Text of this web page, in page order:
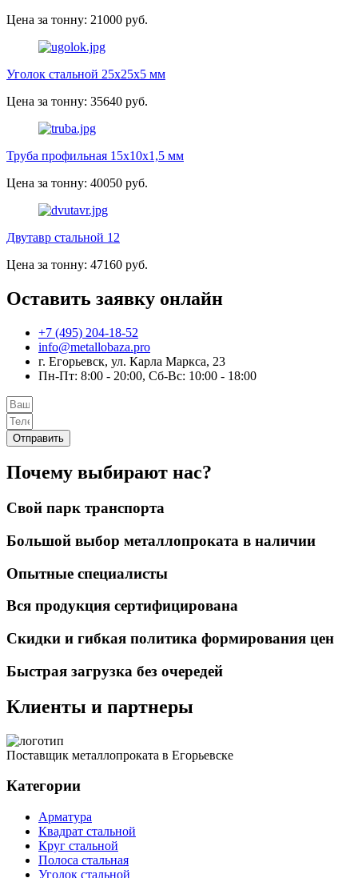
Цена за тонну: 21000 руб.
Уголок стальной 25х25х5 мм
Цена за тонну: 35640 руб.
Труба профильная 15х10х1,5 мм
Цена за тонну: 40050 руб.
Двутавр стальной 12
Цена за тонну: 47160 руб.
Оставить заявку онлайн
+7 (495) 204-18-52
info@metallobaza.pro
г. Егорьевск, ул. Карла Маркса, 23
Пн-Пт: 8:00 - 20:00, Сб-Вс: 10:00 - 18:00
Отправить
Почему выбирают нас?
Свой парк транспорта
Большой выбор металлопроката в наличии
Опытные специалисты
Вся продукция сертифицирована
Скидки и гибкая политика формирования цен
Быстрая загрузка без очередей
Клиенты и партнеры
Поставщик металлопроката в Егорьевске
Категории
Арматура
Квадрат стальной
Круг стальной
Полоса стальная
Уголок стальной